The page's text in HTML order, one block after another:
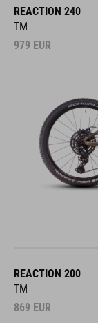
REACTION 240
TM
979 EUR
REACTION 200
TM
869 EUR